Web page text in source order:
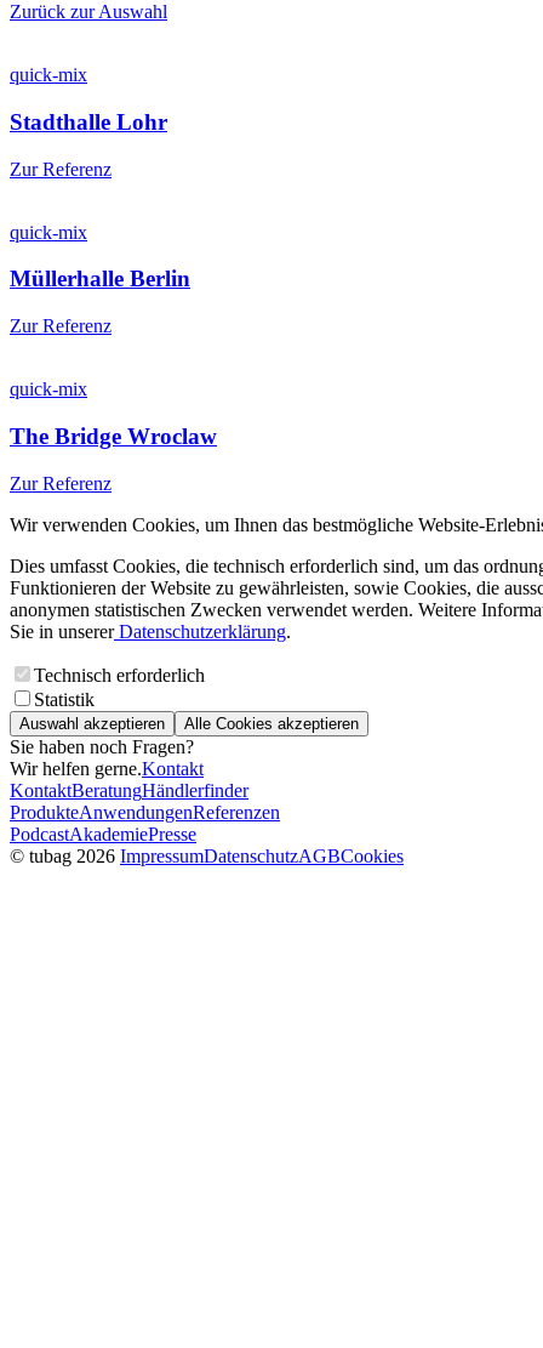
Zurück zur Auswahl
quick-mix
Stadthalle Lohr
Zur Referenz
quick-mix
Müllerhalle Berlin
Zur Referenz
quick-mix
The Bridge Wroclaw
Zur Referenz
Wir verwenden Cookies, um Ihnen das bestmögliche Website-
Dies umfasst Cookies, die technisch erforderlich sind, um das
Funktionieren der Website zu gewährleisten, sowie Cookies, die
anonymen statistischen Zwecken verwendet werden. Weitere
Sie in unsererDatenschutzerklärung.
Technisch erforderlich
Statistik
Auswahl akzeptieren Alle Cookies akzeptieren
Sie haben noch Fragen?
Wir helfen gerne.Kontakt
KontaktBeratungHändlerfinder
ProdukteAnwendungenReferenzen
PodcastAkademiePresse
© tubag 2026 ImpressumDatenschutzAGBCookies